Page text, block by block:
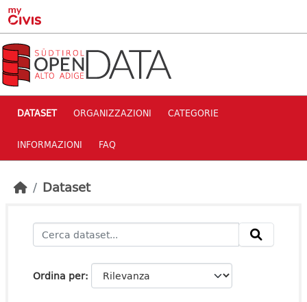
Skip to main content
DATASET ORGANIZZAZIONI CATEGORIE
INFORMAZIONI FAQ
Dataset
Ordina per